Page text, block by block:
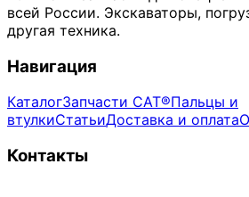
всей России. Экскаваторы,
другая техника.
Навигация
КаталогЗапчасти CAT®Пальцы и
втулкиСтатьиДоставка и оплата
Контакты